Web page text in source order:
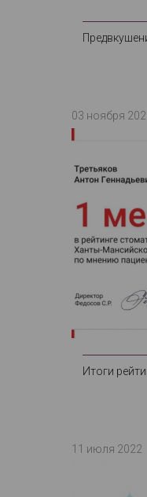
03 ноября
Итоги
11 июля 2022